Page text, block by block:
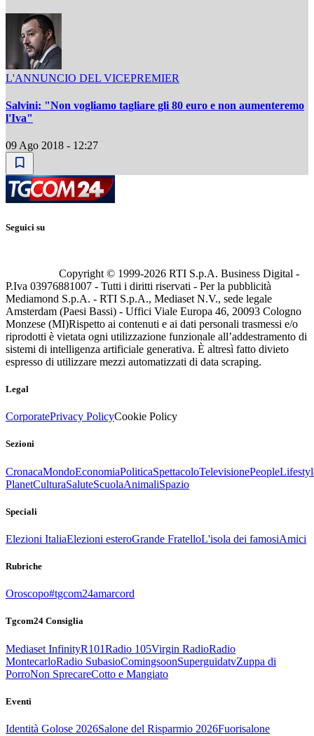
L'ANNUNCIO DEL VICEPREMIER
Salvini: "Non vogliamo tagliare gli 80 euro e non aumenteremo
l'Iva"
09 Ago 2018 - 12:27
Seguici su
Copyright © 1999-2026 RTI S.p.A. Business Digital -
P.Iva 03976881007 - Tutti i diritti riservati - Per la pubblicità
Mediamond S.p.A. - RTI S.p.A., Mediaset N.V., sede legale
Amsterdam (Paesi Bassi) - Uffici Viale Europa 46, 20093 Cologno
Monzese (MI)Rispetto ai contenuti e ai dati personali trasmessi e/o
riprodotti è vietata ogni utilizzazione funzionale all’addestramento di
sistemi di intelligenza artificiale generativa. È altresì fatto divieto
espresso di utilizzare mezzi automatizzati di data scraping.
Legal
CorporatePrivacy PolicyCookie Policy
Sezioni
CronacaMondoEconomiaPoliticaSpettacoloTelevisionePeople
PlanetCulturaSaluteScuolaAnimaliSpazio
Speciali
Elezioni ItaliaElezioni esteroGrande FratelloL'isola dei famosiAmici
Rubriche
Oroscopo#tgcom24amarcord
Tgcom24 Consiglia
Mediaset InfinityR101Radio 105Virgin RadioRadio
MontecarloRadio SubasioComingsoonSuperguidatvZuppa di
PorroNon SprecareCotto e Mangiato
Eventi
Identità Golose 2026Salone del Risparmio 2026Fuorisalone